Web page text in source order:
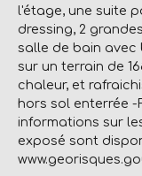
l'étage, une suite
dressing, 2
salle de bain avec
sur un terrain de
chaleur, et
hors sol enterrée
informations sur
exposé sont